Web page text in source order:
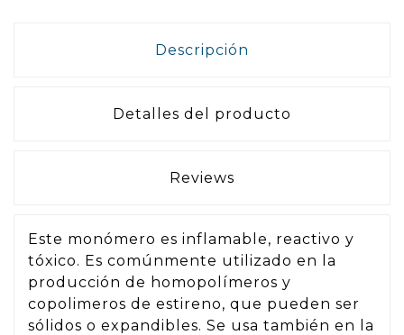
Descripción
Detalles del producto
Reviews
Este monómero es inflamable, reactivo y
tóxico. Es comúnmente utilizado en la
producción de homopolímeros y
copolimeros de estireno, que pueden ser
sólidos o expandibles. Se usa también en la